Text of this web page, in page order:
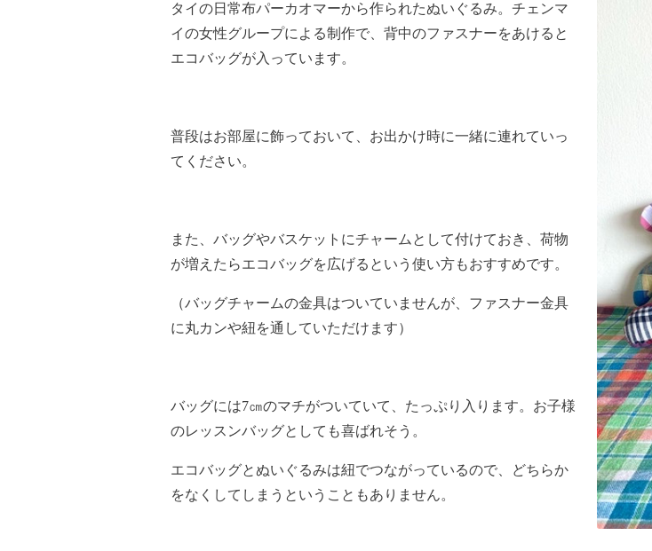
タイの日常布パーカオマーから作られたぬいぐるみ。チェンマ
イの女性グループによる制作で、背中のファスナーをあけると
エコバッグが入っています。
普段はお部屋に飾っておいて、お出かけ時に一緒に連れていっ
てください。
また、バッグやバスケットにチャームとして付けておき、荷物
が増えたらエコバッグを広げるという使い方もおすすめです。
（バッグチャームの金具はついていませんが、ファスナー金具
に丸カンや紐を通していただけます）
バッグには7㎝のマチがついていて、たっぷり入ります。お子様
のレッスンバッグとしても喜ばれそう。
エコバッグとぬいぐるみは紐でつながっているので、どちらか
をなくしてしまうということもありません。